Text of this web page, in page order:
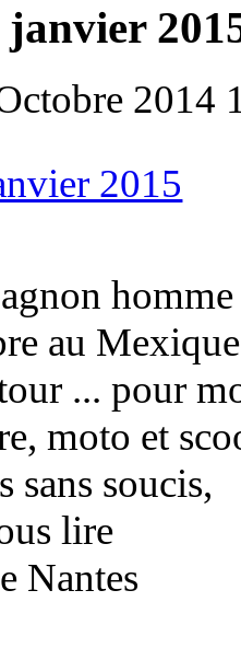
2014
2015
au
... pour
moto et
sans soucis,
lire
Nantes